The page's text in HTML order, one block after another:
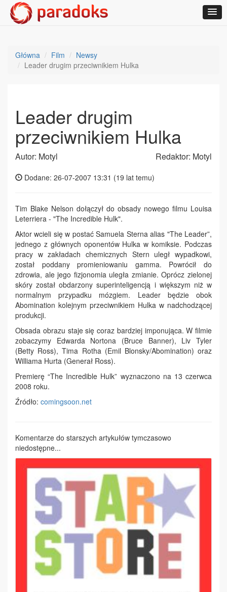
Główna Film
Newsy
Leader drugim przeciwnikiem Hulka
Leader drugim
przeciwnikiem Hulka
Autor: Motyl Redaktor: Motyl
Dodane: 26-07-2007 13:31 (19 lat temu)
Tim Blake Nelson dołączył do obsady nowego filmu Louisa
Leterriera - "The Incredible Hulk".
Aktor wcieli się w postać Samuela Sterna alias "The Leader”,
jednego z głównych oponentów Hulka w komiksie. Podczas
pracy w zakładach chemicznych Stern uległ wypadkowi,
został poddany promieniowaniu gamma. Powrócił do
zdrowia, ale jego fizjonomia uległa zmianie. Oprócz zielonej
skóry został obdarzony superinteligencją i większym niż w
normalnym przypadku mózgiem. Leader będzie obok
Abomination kolejnym przeciwnikiem Hulka w nadchodzącej
produkcji.
Obsada obrazu staje się coraz bardziej imponująca. W filmie
zobaczymy Edwarda Nortona (Bruce Banner), Liv Tyler
(Betty Ross), Tima Rotha (Emil Blonsky/Abomination) oraz
Williama Hurta (Generał Ross).
Premierę “The Incredible Hulk” wyznaczono na 13 czerwca
2008 roku.
Źródło: comingsoon.net
Komentarze do starszych artykułów tymczasowo
niedostępne...